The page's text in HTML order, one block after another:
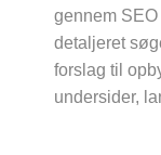
gennem
detaljeret
forslag til
undersider,